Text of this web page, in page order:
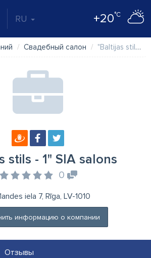
RU +20°C
Свадебный салон "Baltijas stils - 1" SIA salons
stils - 1" SIA salons
0
iela 7, Rīga, LV-1010
информацию о компании
Отзывы